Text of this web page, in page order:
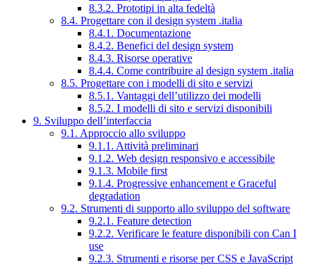
8.3.2. Prototipi in alta fedeltà
8.4. Progettare con il design system .italia
8.4.1. Documentazione
8.4.2. Benefici del design system
8.4.3. Risorse operative
8.4.4. Come contribuire al design system .italia
8.5. Progettare con i modelli di sito e servizi
8.5.1. Vantaggi dell’utilizzo dei modelli
8.5.2. I modelli di sito e servizi disponibili
9. Sviluppo dell’interfaccia
9.1. Approccio allo sviluppo
9.1.1. Attività preliminari
9.1.2. Web design responsivo e accessibile
9.1.3. Mobile first
9.1.4. Progressive enhancement e Graceful
degradation
9.2. Strumenti di supporto allo sviluppo del software
9.2.1. Feature detection
9.2.2. Verificare le feature disponibili con Can I
use
9.2.3. Strumenti e risorse per CSS e JavaScript